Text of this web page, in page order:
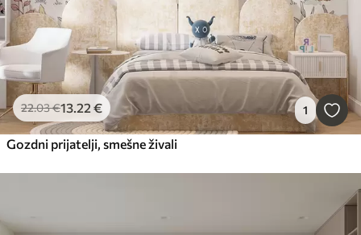
22.03€13 .22 € 1
Gozdni prijatelji, smešne živali